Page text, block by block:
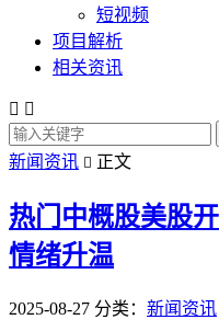
短视频
项目解析
相关资讯
 
新闻资讯  正文
热门中概股美股
情绪升温
2025-08-27 分类： 新闻资讯